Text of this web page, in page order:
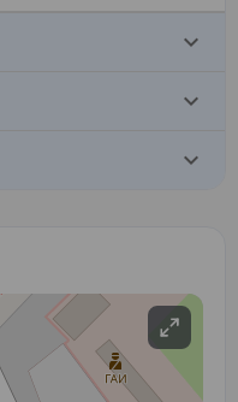
keyboard_arrow_down
keyboard_arrow_down
keyboard_arrow_down